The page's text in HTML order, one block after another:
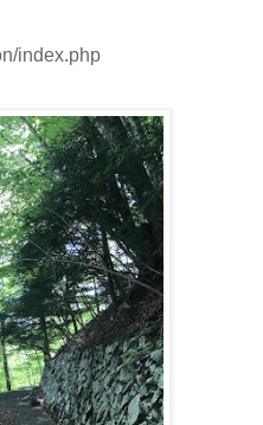
index.php